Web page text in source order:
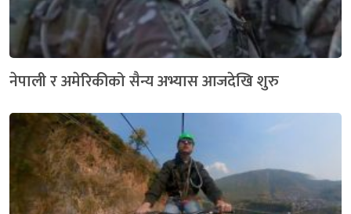
नेपाली र अमेरिकीको सैन्य अभ्यास आजदेखि शुरु